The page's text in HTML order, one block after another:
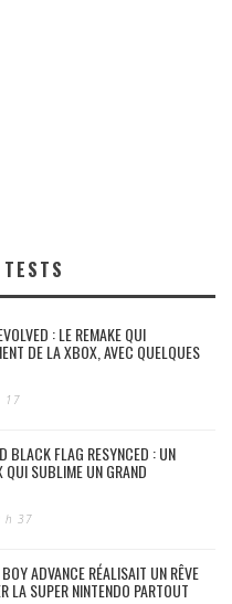
: LE REMAKE QUI
DE LA XBOX, AVEC QUELQUES
17
BLACK FLAG RESYNCED : UN
QUI SUBLIME UN GRAND
h 37
ADVANCE RÉALISAIT UN RÊVE
LA SUPER NINTENDO PARTOUT